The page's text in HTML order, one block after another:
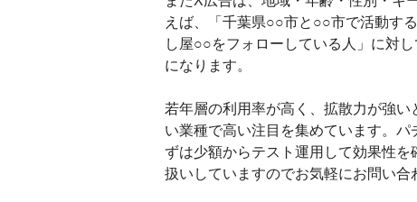
えば、「千葉県○○市と○○市で活動す
し屋○○をフォローしている人」に対
になります。
若年層の利用率が高く、拡散力が強
い業種で高い注目を集めています。
ずは少額からテスト運用して効果性
扱いしていますのでお気軽にお問い合